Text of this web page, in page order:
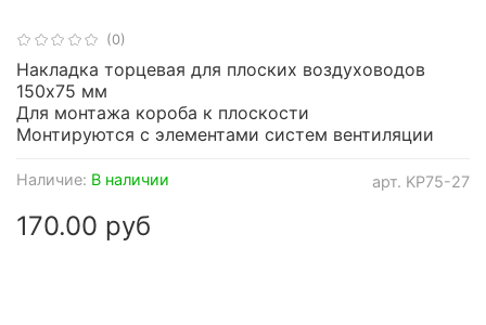
(0)
арт. KP75-27
Наличие: В наличии
170.00 руб
Накладка торцевая для плоских воздуховодов
150х75 мм
Для монтажа короба к плоскости
Монтируются с элементами систем вентиляции